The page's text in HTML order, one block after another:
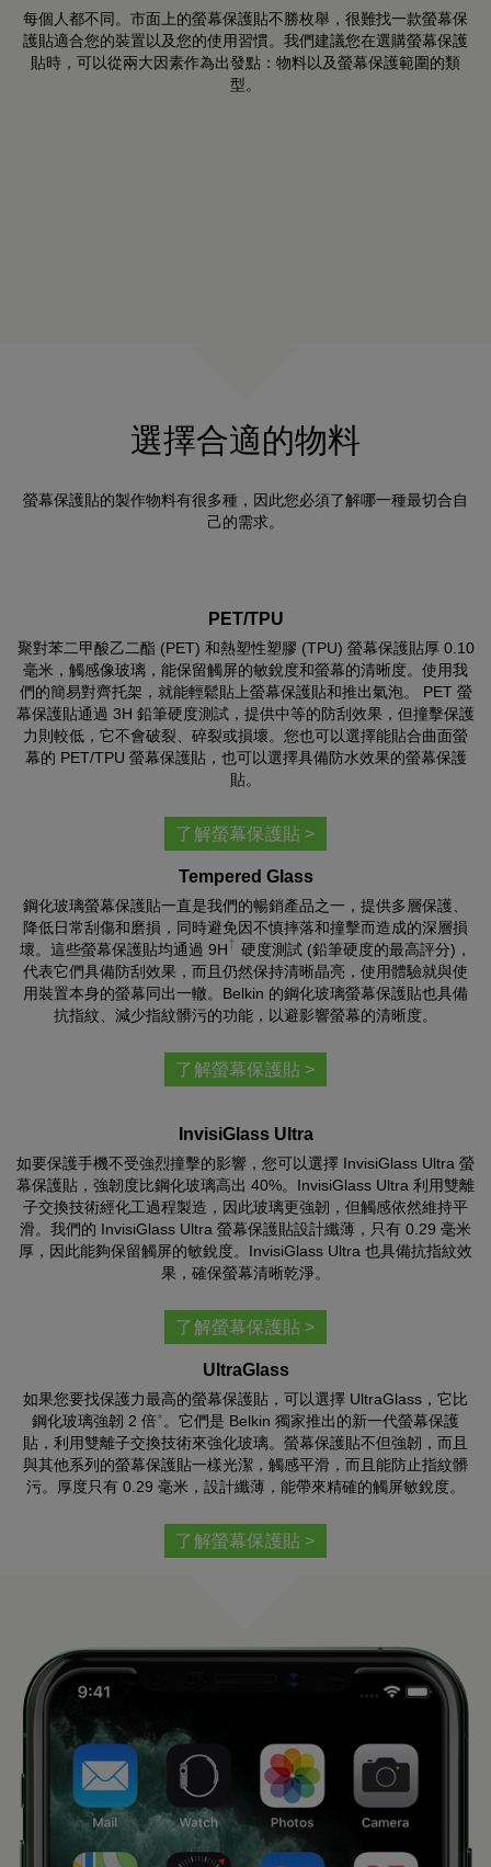
每個人都不同。市面上的螢幕保護貼不勝枚舉，很難找一款螢幕保
護貼適合您的裝置以及您的使用習慣。我們建議您在選購螢幕保護
貼時，可以從兩大因素作為出發點：物料以及螢幕保護範圍的類
型。
選擇合適的物料
螢幕保護貼的製作物料有很多種，因此您必須了解哪一種最切合自
己的需求。
PET/TPU
聚對苯二甲酸乙二酯 (PET) 和熱塑性塑膠 (TPU) 螢幕保護貼厚 0.10
毫米，觸感像玻璃，能保留觸屏的敏銳度和螢幕的清晰度。使用我
們的簡易對齊托架，就能輕鬆貼上螢幕保護貼和推出氣泡。 PET 螢
幕保護貼通過 3H 鉛筆硬度測試，提供中等的防刮效果，但撞擊保護
力則較低，它不會破裂、碎裂或損壞。您也可以選擇能貼合曲面螢
幕的 PET/TPU 螢幕保護貼，也可以選擇具備防水效果的螢幕保護
貼。
了解螢幕保護貼 >
Tempered Glass
鋼化玻璃螢幕保護貼一直是我們的暢銷產品之一，提供多層保護、
降低日常刮傷和磨損，同時避免因不慎摔落和撞擊而造成的深層損
壞。這些螢幕保護貼均通過 9H† 硬度測試 (鉛筆硬度的最高評分)，
代表它們具備防刮效果，而且仍然保持清晰晶亮，使用體驗就與使
用裝置本身的螢幕同出一轍。Belkin 的鋼化玻璃螢幕保護貼也具備
抗指紋、減少指紋髒污的功能，以避影響螢幕的清晰度。
了解螢幕保護貼 >
InvisiGlass Ultra
如要保護手機不受強烈撞擊的影響，您可以選擇 InvisiGlass Ultra 螢
幕保護貼，強韌度比鋼化玻璃高出 40%。InvisiGlass Ultra 利用雙離
子交換技術經化工過程製造，因此玻璃更強韌，但觸感依然維持平
滑。我們的 InvisiGlass Ultra 螢幕保護貼設計纖薄，只有 0.29 毫米
厚，因此能夠保留觸屏的敏銳度。InvisiGlass Ultra 也具備抗指紋效
果，確保螢幕清晰乾淨。
了解螢幕保護貼 >
UltraGlass
如果您要找保護力最高的螢幕保護貼，可以選擇 UltraGlass，它比
鋼化玻璃強韌 2 倍*。它們是 Belkin 獨家推出的新一代螢幕保護
貼，利用雙離子交換技術來強化玻璃。螢幕保護貼不但強韌，而且
與其他系列的螢幕保護貼一樣光潔，觸感平滑，而且能防止指紋髒
污。厚度只有 0.29 毫米，設計纖薄，能帶來精確的觸屏敏銳度。
了解螢幕保護貼 >